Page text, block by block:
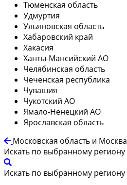
Тюменская область
Удмуртия
Ульяновская область
Хабаровский край
Хакасия
Ханты-Мансийский АО
Челябинская область
Чеченская республика
Чувашия
Чукотский АО
Ямало-Ненецкий АО
Ярославская область
Московская область и Москва
Искать по выбранному региону
Искать по выбранному региону